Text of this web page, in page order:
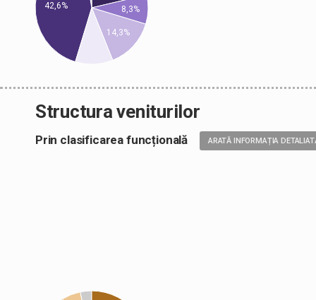
8,3%
14,3%
42,6%
Structura veniturilor
Prin clasificarea funcțională ARATĂ INFORMAȚIA